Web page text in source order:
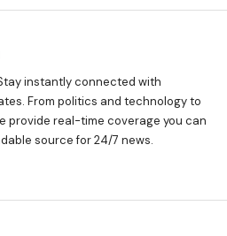
instantly connected with
From politics and technology to
provide real-time coverage you can
source for 24/7 news.